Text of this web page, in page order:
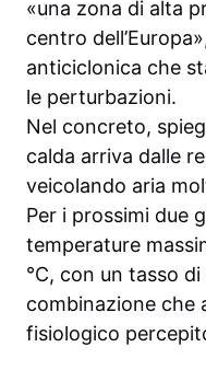
«una zona di alta
centro
anticiclonica che
le perturbazioni.
Nel concreto,
calda arriva dalle
veicolando aria
Per i prossimi due
temperature
°C, con un tasso
combinazione che
fisiologico